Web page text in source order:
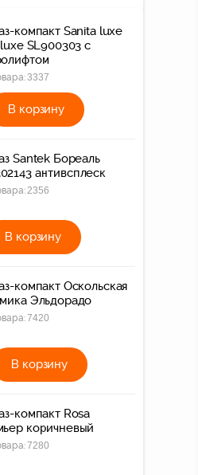
компакт Sanita luxe
SL900303 с
3337
В корзину
Santek Бореаль
антивсплеск
2356
В корзину
компакт Оскольская
Эльдорадо
7420
В корзину
компакт Rosa
коричневый
7280